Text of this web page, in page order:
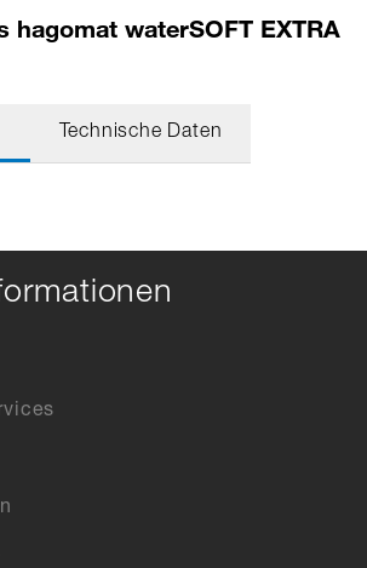
hagomat waterSOFT EXTRA
Technische Daten